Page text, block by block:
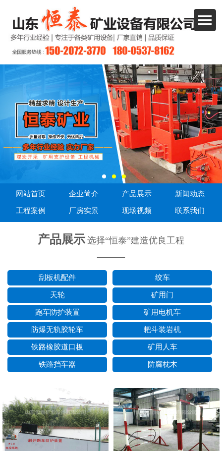
网站首页 企业简介 产品展示 新闻动态
工程案例 厂房实景 现场视频 联系我们
产品展示 选择“恒泰”建造优良工程
——
刮板机配件 绞车
天轮 矿用门
跑车防护装置 矿用电机车
防爆无轨胶轮车 耙斗装岩机
铁路橡胶道口板 矿用人车
铁路挡车器 防腐枕木